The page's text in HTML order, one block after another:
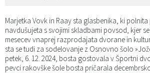
Marjetka Vovk in Raay sta glasbenika, ki
navdušujeta s svojimi skladbami povsod, kjer
mesecev vnaprej razprodajata dvorane in
sta se tudi za sodelovanje z Osnovno šolo
petek, 6. 12. 2024, bosta gostovala v Športni
pevci rakovške šole bosta pričarala
Služba za krajevne skupnosti